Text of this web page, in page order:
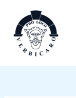
contenuto